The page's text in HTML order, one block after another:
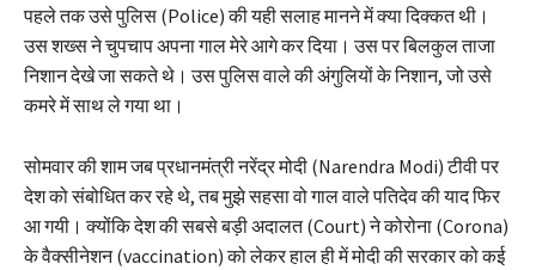
पहले तक उसे पुलिस (Police) की यही सलाह मानने में क्या दिक्कत थी।
उस शख्स ने चुपचाप अपना गाल मेरे आगे कर दिया। उस पर बिलकुल ताजा
निशान देखे जा सकते थे। उस पुलिस वाले की अंगुलियों के निशान, जो उसे
कमरे में साथ ले गया था।
सोमवार की शाम जब प्रधानमंत्री नरेंद्र मोदी (Narendra Modi) टीवी पर
देश को संबोधित कर रहे थे, तब मुझे सहसा वो गाल वाले पतिदेव की याद फिर
आ गयी। क्योंकि देश की सबसे बड़ी अदालत (Court) ने कोरोना (Corona)
के वैक्सीनेशन (vaccination) को लेकर हाल ही में मोदी की सरकार को कई